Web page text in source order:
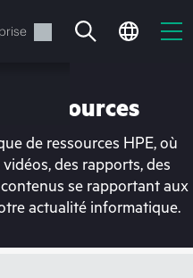
est
ressources
de ressources HPE, où
des rapports, des
se rapportant aux
actualité informatique.